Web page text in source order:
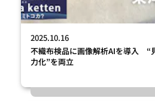
2025.10.16
不織布検品に画像解析AIを導入 “
力化”を両立